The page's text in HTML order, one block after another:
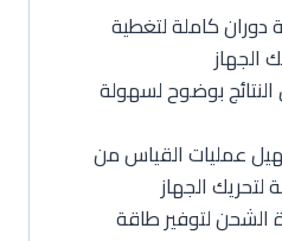
دوران كاملة لتغطية
الجهاز
بوضوح لسهولة
عمليات القياس من
الجهاز
الشحن لتوفير طاقة